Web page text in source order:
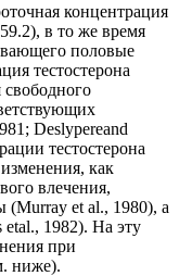
концентрация
в то же время
половые
тестостерона
свободного
Deslypereand
тестостерона
как
влечения,
et al., 1980), а
etal., 1982). На эту
при
ниже).